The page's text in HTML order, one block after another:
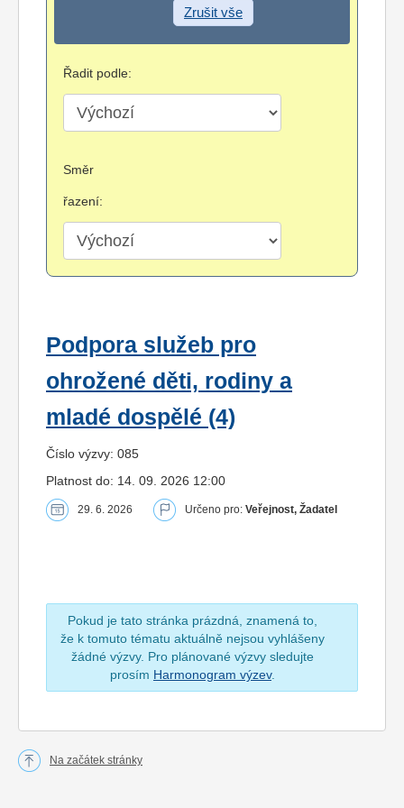
Zrušit vše
Řadit podle:
Směr
řazení:
Podpora služeb pro
ohrožené děti, rodiny a
mladé dospělé (4)
Číslo výzvy: 085
Platnost do: 14. 09. 2026 12:00
29. 6. 2026 Určeno pro: Veřejnost, Žadatel
Pokud je tato stránka prázdná, znamená to,
že k tomuto tématu aktuálně nejsou vyhlášeny
žádné výzvy. Pro plánované výzvy sledujte
prosím Harmonogram výzev.
Na začátek stránky